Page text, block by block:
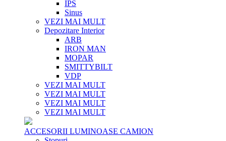
IPS
Sinus
VEZI MAI MULT
Depozitare Interior
ARB
IRON MAN
MOPAR
SMITTYBILT
VDP
VEZI MAI MULT
VEZI MAI MULT
VEZI MAI MULT
VEZI MAI MULT
ACCESORII LUMINOASE CAMION